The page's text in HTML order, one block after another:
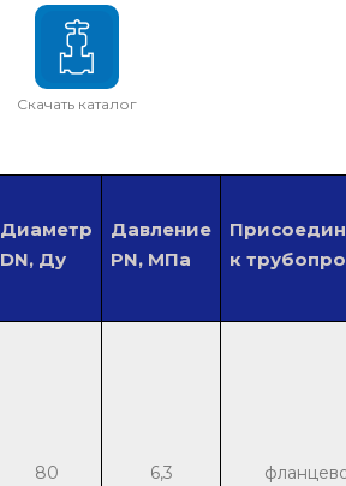
Скачать каталог
Диаметр
DN, Ду
Давление
PN, МПа
к
80 6,3